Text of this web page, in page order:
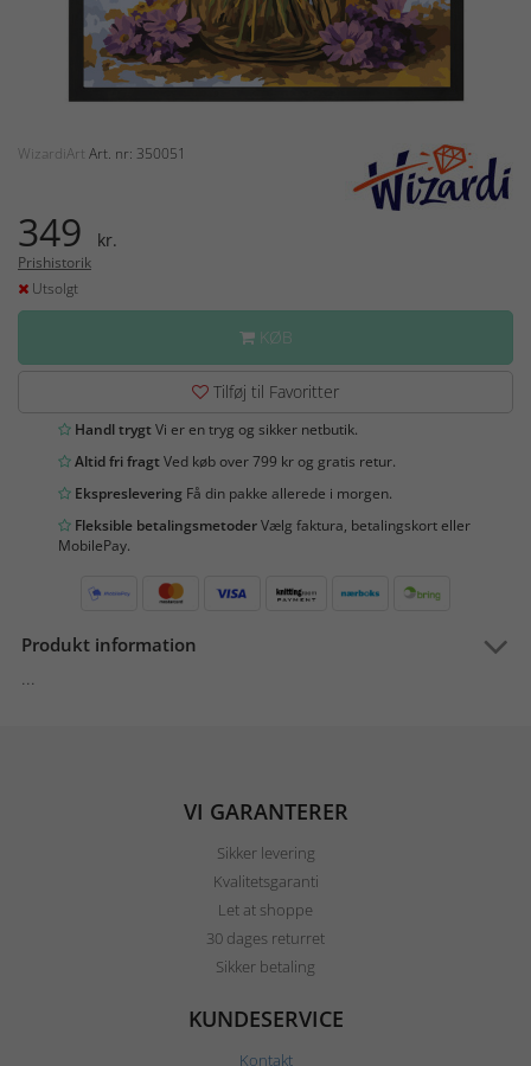
WizardiArt Art. nr: 350051
349 kr.
Prishistorik
Utsolgt
KØB
Tilføj til Favoritter
Handl trygtVi er en tryg og sikker netbutik.
Altid fri fragtVed køb over 799 kr og gratis retur.
Ekspreslevering Få din pakke allerede i morgen.
Fleksible betalingsmetoderVælg faktura, betalingskort eller
MobilePay.
Produkt information
VI GARANTERER
Sikker levering
Kvalitetsgaranti
Let at shoppe
30 dages returret
Sikker betaling
KUNDESERVICE
Kontakt